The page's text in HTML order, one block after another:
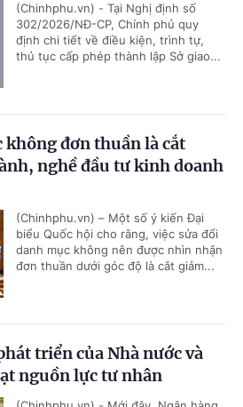
(Chinhphu.vn) - Tại Nghị định số
302/2026/NĐ-CP, Chính phủ quy
định chi tiết về điều kiện, trình tự,
thủ tục cấp phép thành lập Sở giao...
không đơn thuần là cắt
nghề đầu tư kinh doanh
(Chinhphu.vn) – Một số ý kiến Đại
biểu Quốc hội cho rằng, việc sửa đổi
danh mục không nên được nhìn nhận
đơn thuần dưới góc độ là cắt giảm...
triển của Nhà nước và
nguồn lực tư nhân